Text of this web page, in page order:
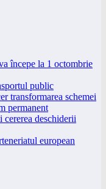
începe la 1 octombrie
public
transformarea schemei
permanent
deschiderii
european